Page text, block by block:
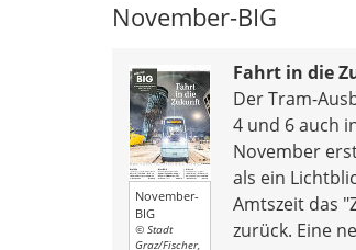
November-BIG
November-
BIG
© Stadt
Graz/Fischer,
Fahrt in die
Der Tram-
4 und 6 auch
November
als ein
Amtszeit das
zurück. Eine